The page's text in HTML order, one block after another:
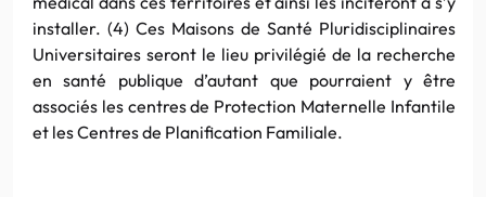
installer. (4) Ces Maisons de Santé Pluridisciplinaires
Universitaires seront le lieu privilégié de la recherche
en santé publique d’autant que pourraient y être
associés les centres de Protection Maternelle Infantile
et les Centres de Planification Familiale.